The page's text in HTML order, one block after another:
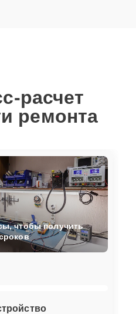
расчет
ремонта
чтобы получить